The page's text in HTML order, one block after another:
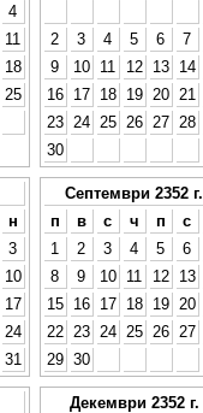
4
11
18
25
2
3 4 5 6 7
9
10 11 12 13 14
16
17 18 19 20 21
23
24 25 26 27 28
30
н
3
10
17
24
31
Септември 2352 г.
п
в с ч п с
1
2 3 4 5 6
8
9 10 11 12 13
15
16 17 18 19 20
22
23 24 25 26 27
29 30
Декември 2352 г.